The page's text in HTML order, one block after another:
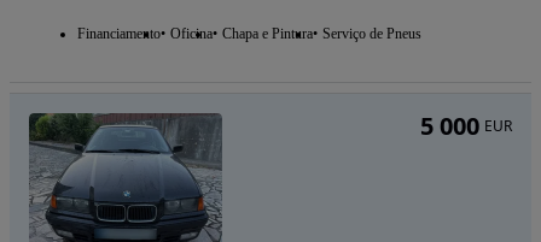
Financiamento Oficina Chapa e Pintura Serviço de Pneus
5 000 EUR